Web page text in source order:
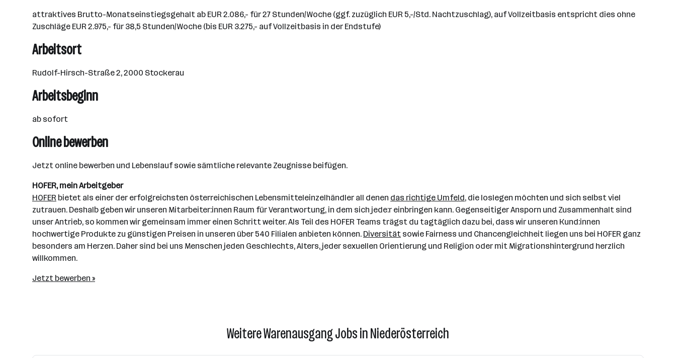
attraktives Brutto-Monatseinstiegsgehalt ab EUR 2.086,- für 27 Stunden/Woche (ggf. zuzüglich EUR 5,-/Std. Nachtzuschlag), auf Vollzeitbasis entspricht dies ohne
Zuschläge EUR 2.975,- für 38,5 Stunden/Woche (bis EUR 3.275,- auf Vollzeitbasis in der Endstufe)
Arbeitsort
​Rudolf-Hirsch-Straße 2, 2000 Stockerau
Arbeitsbeginn
​ab sofort
Online bewerben
Jetzt online bewerben und Lebenslauf sowie sämtliche relevante Zeugnisse beifügen.
HOFER, mein Arbeitgeber
HOFER bietet als einer der erfolgreichsten österreichischen Lebensmitteleinzelhändler all denen das richtige Umfeld, die loslegen möchten und sich selbst viel
zutrauen. Deshalb geben wir unseren Mitarbeiter:innen Raum für Verantwortung, in dem sich jede:r einbringen kann. Gegenseitiger Ansporn und Zusammenhalt sind
unser Antrieb, so kommen wir gemeinsam immer einen Schritt weiter. Als Teil des HOFER Teams trägst du tagtäglich dazu bei, dass wir unseren Kund:innen
hochwertige Produkte zu günstigen Preisen in unseren über 540 Filialen anbieten können. Diversität sowie Fairness und Chancengleichheit liegen uns bei HOFER ganz
besonders am Herzen. Daher sind bei uns Menschen jeden Geschlechts, Alters, jeder sexuellen Orientierung und Religion oder mit Migrationshintergrund herzlich
willkommen.
Jetzt bewerben »
Weitere Warenausgang Jobs in Niederösterreich